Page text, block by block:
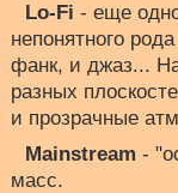
Lo-Fi - еще
непонятного
фанк, и джаз...
разных
и прозрачные
Mainstream -
масс.